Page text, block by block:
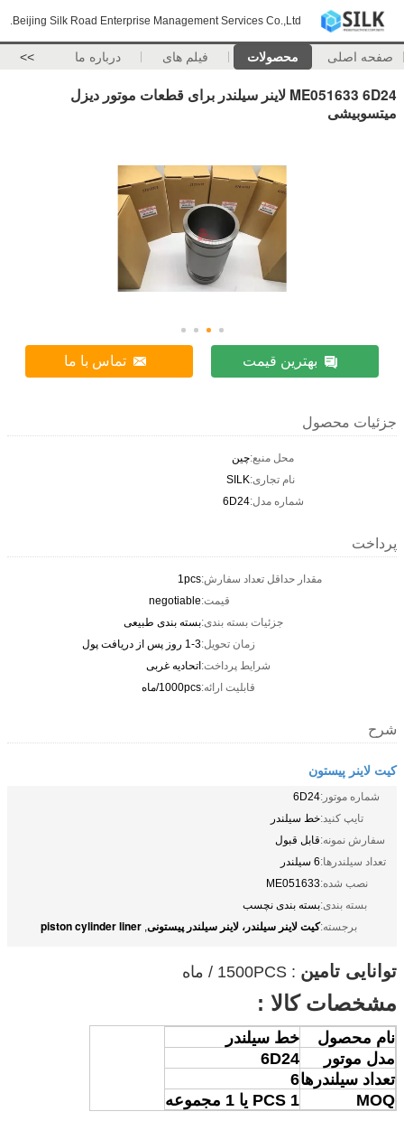
Beijing Silk Road Enterprise Management Services Co.,Ltd.
صفحه اصلی محصولات فیلم های درباره ما >>
ME051633 6D24 لاینر سیلندر برای قطعات موتور دیزل
میتسوبیشی
بهترین قیمت تماس با ما
جزئیات محصول
محل منبع:چين
نام تجاری:SILK
شماره مدل:6D24
پرداخت
مقدار حداقل تعداد سفارش:1pcs
قیمت:negotiable
جزئیات بسته بندی:بسته بندی طبیعی
زمان تحویل:1-3 روز پس از دریافت پول
شرایط پرداخت:اتحادیه غربی
قابلیت ارائه:1000pcs/ماه
شرح
کیت لاینر پیستون
شماره موتور:6D24
تایپ کنید:خط سیلندر
سفارش نمونه:قابل قبول
تعداد سیلندرها:6 سیلندر
نصب شده:ME051633
بسته بندی:بسته بندی نچسب
برجسته:کیت لاینر سیلندر، لاینر سیلندر پیستونی,
piston cylinder liner
توانایی تامین : 1500PCS / ماه
مشخصات کالا :
نام محصول
خط سیلندر
مدل موتور
6D24
تعداد سیلندرها6
MOQ
1 PCS یا 1 مجموعه